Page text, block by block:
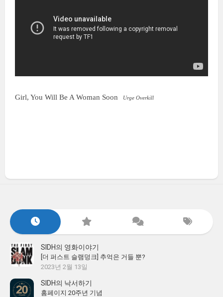
Girl, You Will Be A Woman Soon Urge Overkill
SIDH의 영화이야기
[더 퍼스트 슬램덩크] 추억은 거들 뿐?
2023년 2월 13일
SIDH의 낙서하기
홈페이지 20주년 기념